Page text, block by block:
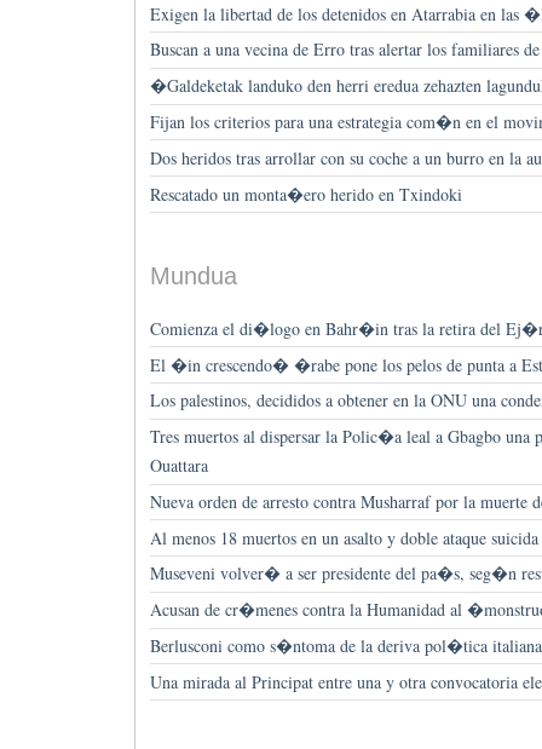
Exigen la libertad de los detenidos en Atarrabia en las
Buscan a una vecina de Erro tras alertar los familiares
�Galdeketak landuko den herri eredua zehazten
Fijan los criterios para una estrategia com�n en el
Dos heridos tras arrollar con su coche a un burro en la
Rescatado un monta�ero herido en Txindoki
Mundua
Comienza el di�logo en Bahr�in tras la retira del
El �in crescendo� �rabe pone los pelos de punta a
Los palestinos, decididos a obtener en la ONU una
Tres muertos al dispersar la Polic�a leal a Gbagbo una
Ouattara
Nueva orden de arresto contra Musharraf por la muerte
Al menos 18 muertos en un asalto y doble ataque
Museveni volver� a ser presidente del pa�s, seg�n
Acusan de cr�menes contra la Humanidad al
Berlusconi como s�ntoma de la deriva pol�tica italiana
Una mirada al Principat entre una y otra convocatoria